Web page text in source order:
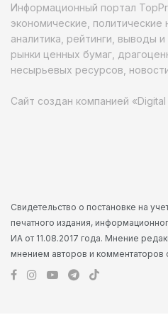
Информационный портал
экономические, политические
аналитика, рейтинги, выводы
рынки ценных бумаг,
несырьевых ресурсов,
Сайт создан компанией
Свидетельство о постановке на
печатного издания,
ИА от 11.08.2017 года. Мнение
мнением авторов и комментаторов